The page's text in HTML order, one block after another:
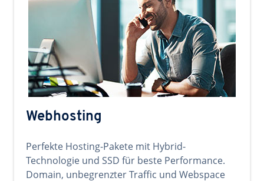
Webhosting
Perfekte Hosting-Pakete mit Hybrid-
Technologie und SSD für beste Performance.
Domain, unbegrenzter Traffic und Webspace